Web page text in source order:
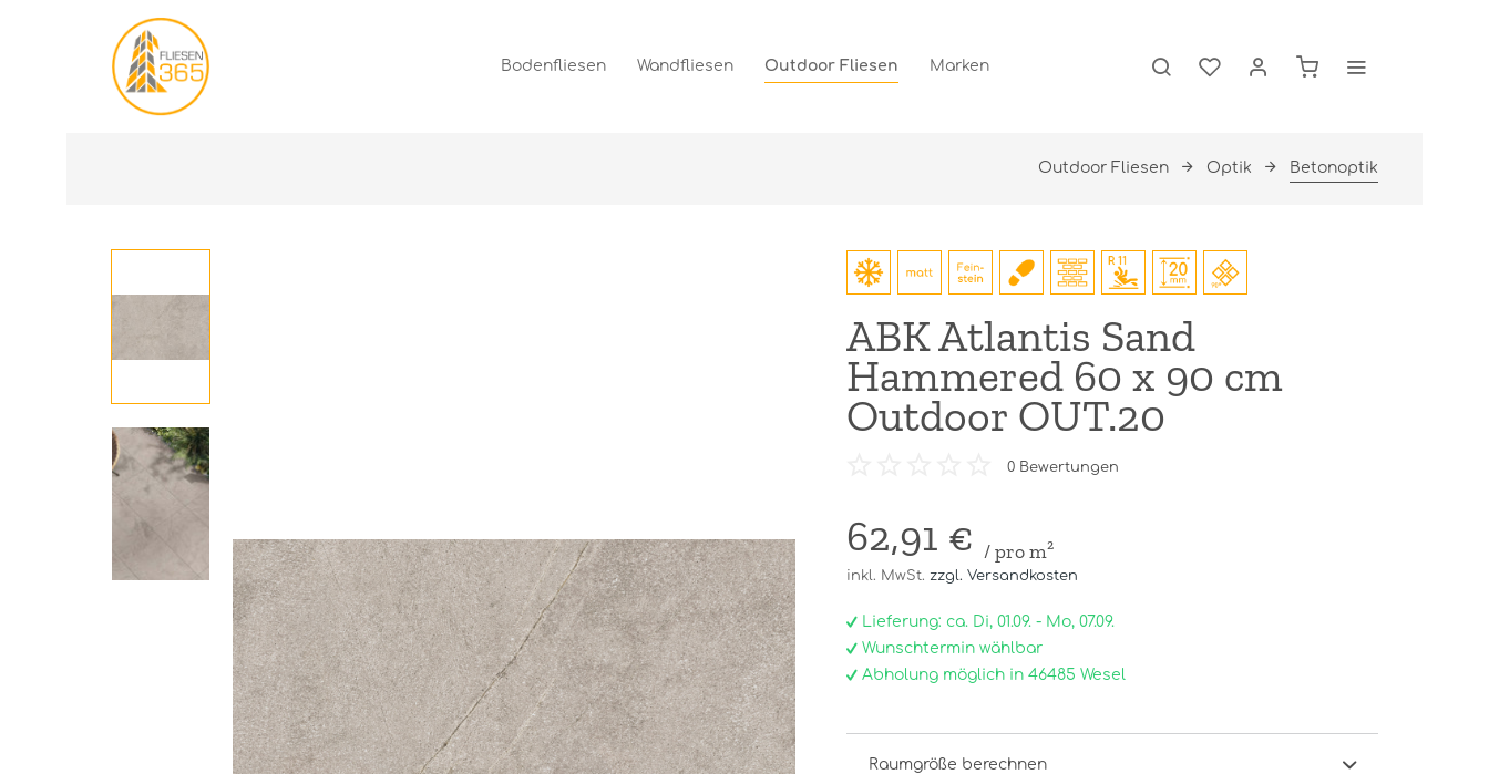
Bodenfliesen Wandfliesen Outdoor Fliesen Marken
Outdoor Fliesen Optik Betonoptik
ABK Atlantis Sand
Hammered 60 x 90 cm
Outdoor OUT.20
0Bewertungen
62,91 € / pro m²
inkl. MwSt. zzgl. Versandkosten
Lieferung: ca. Di, 01.09. - Mo, 07.09.
Wunschtermin wählbar
Abholung möglich in 46485 Wesel
Raumgröße berechnen